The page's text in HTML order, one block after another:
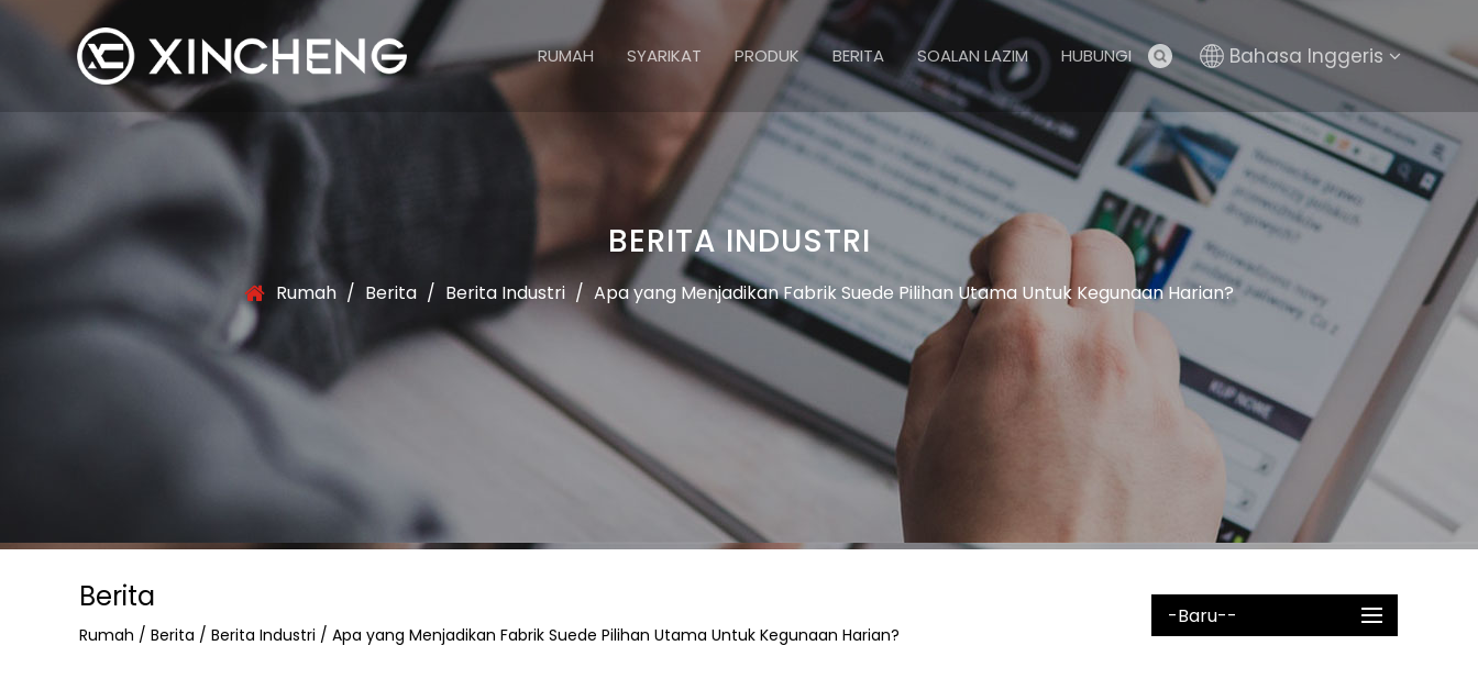
RUMAH SYARIKAT PRODUK BERITA SOALAN LAZIM HUBUNGI Bahasa Inggeris
BERITA INDUSTRI
Rumah / Berita / Berita Industri / Apa yang Menjadikan Fabrik Suede Pilihan Utama Untuk Kegunaan Harian?
Berita
Rumah / Berita / Berita Industri / Apa yang Menjadikan Fabrik Suede Pilihan Utama Untuk Kegunaan Harian?
-baru--